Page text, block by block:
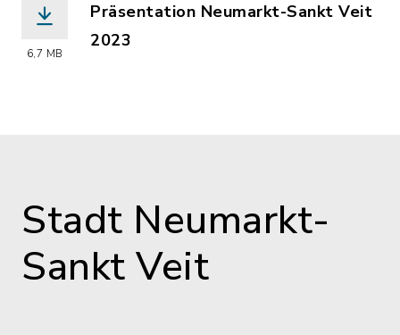
6,7 MB
Präsentation Neumarkt-Sankt Veit
2023
Stadt Neumarkt-
Sankt Veit